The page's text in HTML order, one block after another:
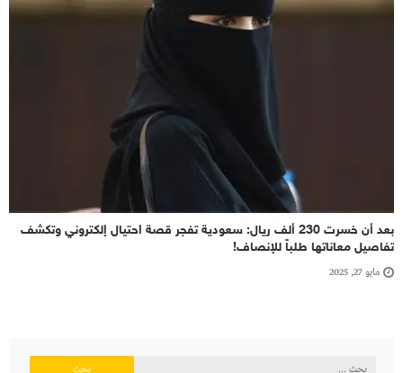
بعد أن خسرت 230 ألف ريال: سعودية تفجر قصة احتيال إلكتروني وتكشف
تفاصيل معاناتها طلباً للإنصاف!
مايو 27, 2025
البحث